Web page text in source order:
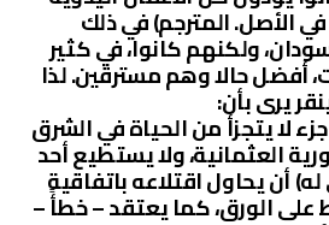
الأصل. المترجم) في ذلك
ولكنهم كانوا، في كثير
أفضل حالا وهم مسترقين. لذا
يرى بأن:
لا يتجزأ من الحياة في الشرق
العثمانية، ولا يستطيع أحد
أن يحاول اقتلاعه باتفاقية
على الورق، كما يعتقد – خطأً –